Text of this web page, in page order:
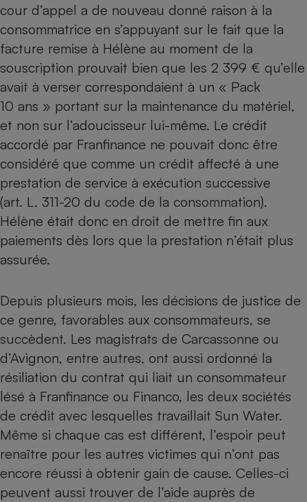
cour d’appel a de nouveau donné raison à la
consommatrice en s’appuyant sur le fait que la
facture remise à Hélène au moment de la
souscription prouvait bien que les 2 399 € qu’elle
avait à verser correspondaient à un « Pack
10 ans » portant sur la maintenance du matériel,
et non sur l’adoucisseur lui-même. Le crédit
accordé par Franfinance ne pouvait donc être
considéré que comme un crédit affecté à une
prestation de service à exécution successive
(art. L. 311-20 du code de la consommation).
Hélène était donc en droit de mettre fin aux
paiements dès lors que la prestation n’était plus
assurée.
Depuis plusieurs mois, les décisions de justice de
ce genre, favorables aux consommateurs, se
succèdent. Les magistrats de Carcassonne ou
d’Avignon, entre autres, ont aussi ordonné la
résiliation du contrat qui liait un consommateur
lésé à Franfinance ou Financo, les deux sociétés
de crédit avec lesquelles travaillait Sun Water.
Même si chaque cas est différent, l’espoir peut
renaître pour les autres victimes qui n’ont pas
encore réussi à obtenir gain de cause. Celles-ci
peuvent aussi trouver de l’aide auprès de
Climatiseur -
Ventilateur
Robot ménager
Antivirus
Climatiseur -
Ventilateur